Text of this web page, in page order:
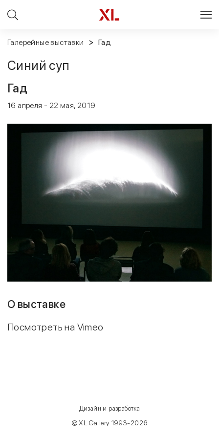
Галерейные выставки Гад
Синий суп
Гад
16 апреля - 22 мая, 2019
О выставке
Посмотреть на Vimeo
© XL Gallery 1993-2026
Дизайн и разработка